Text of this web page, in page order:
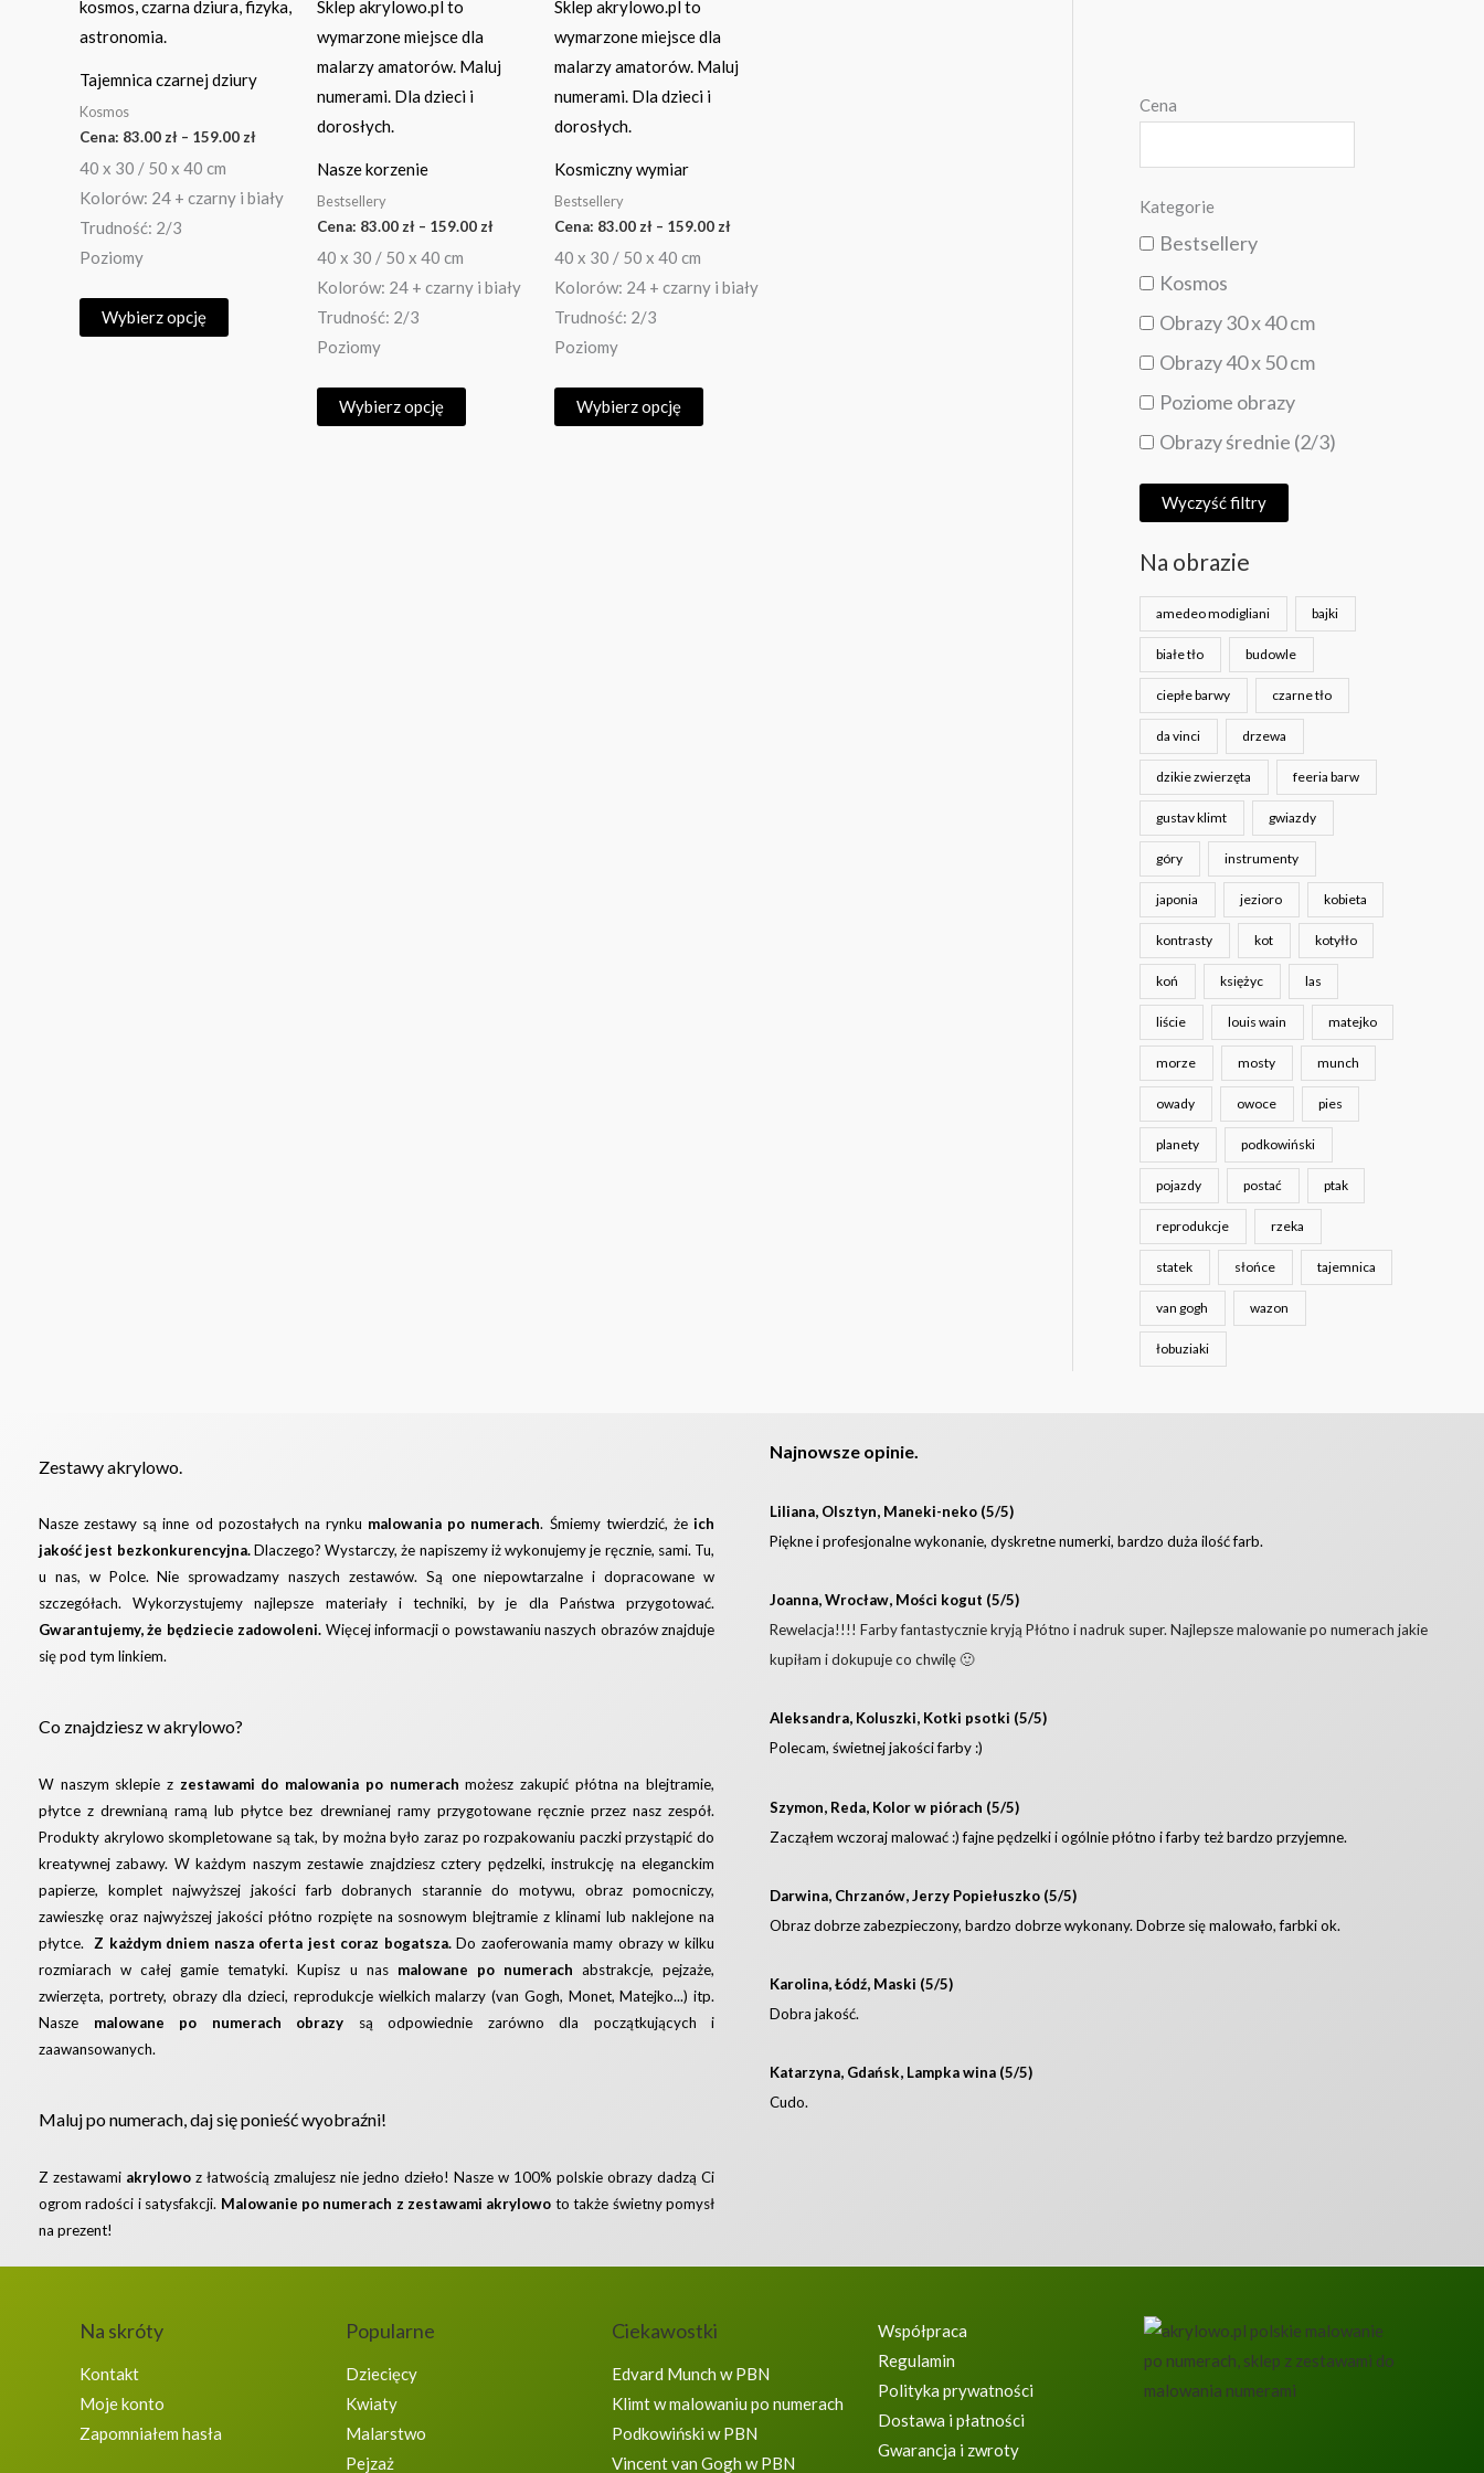
Tajemnica czarnej dziury
Kosmos
Cena: 83.00 zł – 159.00 zł
40 x 30 / 50 x 40 cm
Kolorów: 24 + czarny i biały
Trudność: 2/3
Poziomy
Wybierz opcję
wariantów.
wybrać
Nasze korzenie
Bestsellery
Cena: 83.00 zł – 159.00 zł
40 x 30 / 50 x 40 cm
Kolorów: 24 + czarny i biały
Trudność: 2/3
Poziomy
Wybierz opcję
Opcje
można
wybrać
Kosmiczny wymiar
Bestsellery
Cena: 83.00 zł – 159.00 zł
40 x 30 / 50 x 40 cm
Kolorów: 24 + czarny i biały
Trudność: 2/3
Poziomy
Wybierz opcję
Opcje
można
wybrać
Cena
Kategorie
Bestsellery
Kosmos
Obrazy 30 x 40 cm
Obrazy 40 x 50 cm
Poziome obrazy
Obrazy średnie (2/3)
Wyczyść filtry
Na obrazie
amedeo modigliani bajki
białe tło budowle
ciepłe barwy czarne tło
da vinci drzewa
dzikie zwierzęta feeria barw
gustav klimt gwiazdy
góry instrumenty
japonia jezioro kobieta
kontrasty kot kotyłło
koń księżyc las
liście louis wain matejko
morze mosty munch
owady owoce pies
planety podkowiński
pojazdy postać ptak
reprodukcje rzeka
statek słońce tajemnica
van gogh wazon
łobuziaki
Zestawy akrylowo.
Nasze zestawy są inne od pozostałych na rynku malowania po numerach. Śmiemy twierdzić, żeich
jakość jest bezkonkurencyjna.Dlaczego? Wystarczy, że napiszemy iż wykonujemy je ręcznie, sami. Tu,
u nas, w Polce. Nie sprowadzamy naszych zestawów. Są one niepowtarzalne i dopracowane w
szczegółach. Wykorzystujemy najlepsze materiały i techniki, by je dla Państwa przygotować.
Gwarantujemy, że będziecie zadowoleni. Więcej informacji o powstawaniu naszych obrazów znajduje
się pod tym linkiem.
Co znajdziesz w akrylowo?
W naszym sklepie z zestawami do malowania po numerach możesz zakupić płótna na blejtramie,
płytce z drewnianą ramą lub płytce bez drewnianej ramy przygotowane ręcznie przez nasz zespół.
Produkty akrylowo skompletowane są tak, by można było zaraz po rozpakowaniu paczki przystąpić do
kreatywnej zabawy. W każdym naszym zestawie znajdziesz cztery pędzelki, instrukcję na eleganckim
papierze, komplet najwyższej jakości farb dobranych starannie do motywu, obraz pomocniczy,
zawieszkę oraz najwyższej jakości płótno rozpięte na sosnowym blejtramie z klinami lub naklejone na
płytce. Z każdym dniem nasza oferta jest coraz bogatsza.Do zaoferowania mamy obrazy w kilku
rozmiarach w całej gamie tematyki. Kupisz u nas malowane po numerach abstrakcje, pejzaże,
zwierzęta, portrety, obrazy dla dzieci, reprodukcje wielkich malarzy (van Gogh, Monet, Matejko...) itp.
Nasze malowane po numerach obrazy są odpowiednie zarówno dla początkujących i
zaawansowanych.
Maluj po numerach, daj się ponieść wyobraźni!
Z zestawami akrylowo z łatwością zmalujesz nie jedno dzieło! Nasze w 100% polskie obrazy dadzą Ci
ogrom radości i satysfakcji. Malowanie po numerach z zestawami akrylowo to także świetny pomysł
na prezent!
Najnowsze opinie.
Liliana, Olsztyn, Maneki-neko (5/5)
Piękne i profesjonalne wykonanie, dyskretne numerki, bardzo duża ilość farb.
Joanna, Wrocław, Mości kogut (5/5)
Rewelacja!!!! Farby fantastycznie kryją Płótno i nadruk super. Najlepsze malowanie po numerach jakie
kupiłam i dokupuje co chwilę 🙂
Aleksandra, Koluszki, Kotki psotki (5/5)
Polecam, świetnej jakości farby :)
Szymon, Reda, Kolor w piórach (5/5)
Zacząłem wczoraj malować :) fajne pędzelki i ogólnie płótno i farby też bardzo przyjemne.
Darwina, Chrzanów, Jerzy Popiełuszko (5/5)
Obraz dobrze zabezpieczony, bardzo dobrze wykonany. Dobrze się malowało, farbki ok.
Karolina, Łódź, Maski (5/5)
Dobra jakość.
Katarzyna, Gdańsk, Lampka wina (5/5)
Cudo.
Na skróty
Kontakt
Moje konto
Zapomniałem hasła
Popularne
Dziecięcy
Kwiaty
Malarstwo
Pejzaż
Ciekawostki
Edvard Munch w PBN
Klimt w malowaniu po numerach
Podkowiński w PBN
Vincent van Gogh w PBN
Współpraca
Regulamin
Polityka prywatności
Dostawa i płatności
Gwarancja i zwroty